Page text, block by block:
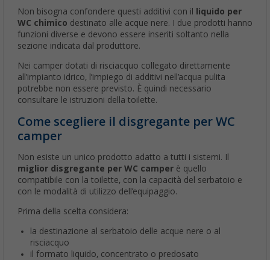
Non bisogna confondere questi additivi con il
liquido per
WC chimico destinato alle acque nere. I due prodotti hanno
funzioni diverse e devono essere inseriti soltanto nella
sezione indicata dal produttore.
Nei camper dotati di risciacquo collegato direttamente
all’impianto idrico, l’impiego di additivi nell’acqua pulita
potrebbe non essere previsto. È quindi necessario
consultare le istruzioni della toilette.
Come scegliere il disgregante per WC
camper
Non esiste un unico prodotto adatto a tutti i sistemi. Il
miglior disgregante per WC camper è quello
compatibile con la toilette, con la capacità del serbatoio e
con le modalità di utilizzo dell’equipaggio.
Prima della scelta considera:
la destinazione al serbatoio delle acque nere o al
risciacquo
il formato liquido, concentrato o predosato